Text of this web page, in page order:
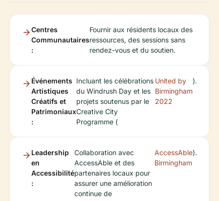
Centres
Communautaires
:
Fournir aux résidents locaux des
ressources, des sessions sans
rendez-vous et du soutien.
Événements
Artistiques
Créatifs et
Patrimoniaux
:
Incluant les célébrations
du Windrush Day et les
projets soutenus par le
Creative City
Programme (
United by
Birmingham
2022
).
Leadership
en
Accessibilité
:
Collaboration avec
AccessAble et des
partenaires locaux pour
assurer une amélioration
continue de
AccessAble
Birmingham
).